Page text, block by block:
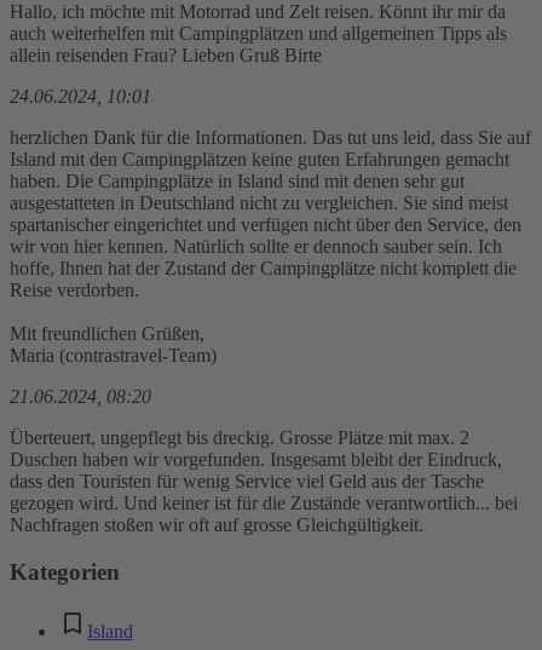
Hallo, ich möchte mit Motorrad und Zelt reisen. Könnt ihr mir da
auch weiterhelfen mit Campingplätzen und allgemeinen Tipps als
allein reisenden Frau? Lieben Gruß Birte
24.06.2024, 10:01
herzlichen Dank für die Informationen. Das tut uns leid, dass Sie auf
Island mit den Campingplätzen keine guten Erfahrungen gemacht
haben. Die Campingplätze in Island sind mit denen sehr gut
ausgestatteten in Deutschland nicht zu vergleichen. Sie sind meist
spartanischer eingerichtet und verfügen nicht über den Service, den
wir von hier kennen. Natürlich sollte er dennoch sauber sein. Ich
hoffe, Ihnen hat der Zustand der Campingplätze nicht komplett die
Reise verdorben.
Mit freundlichen Grüßen,
Maria (contrastravel-Team)
21.06.2024, 08:20
Überteuert, ungepflegt bis dreckig. Grosse Plätze mit max. 2
Duschen haben wir vorgefunden. Insgesamt bleibt der Eindruck,
dass den Touristen für wenig Service viel Geld aus der Tasche
gezogen wird. Und keiner ist für die Zustände verantwortlich... bei
Nachfragen stoßen wir oft auf grosse Gleichgültigkeit.
Kategorien
Island